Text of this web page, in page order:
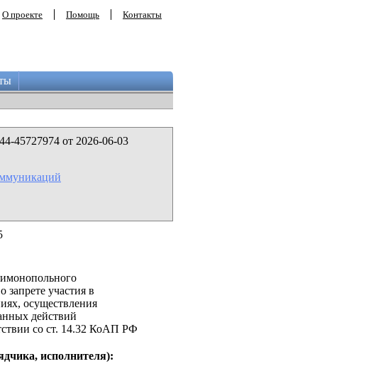
О проекте Помощь Контакты
45727974 от 2026-06-03
запрете участия в
осуществления
действий
со ст. 14.32 КоАП РФ
исполнителя):